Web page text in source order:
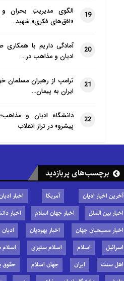
19
الگوی مدیریتِ بحران
«افق‌های فکری» شهید…
20
آمادگی داریم با
ادیان و مذاهب در…
21
ترامپ از رهبران
ایران به پیمان…
22
دانشگاه ادیان و
پیشرو» در تراز انقلاب
برچسب‌های پربازدید
آخرین اخبار ادیان آمریکا اخبار
اخبار بین الملل
اخبار جهان اسلام اخبار
اخبار مسیحیان جهان
اخبار یهودیان ادیان
اسرائیل
اسلام اسلام ستیزی
اهل سنت
ایران جهان اسلام حقوق